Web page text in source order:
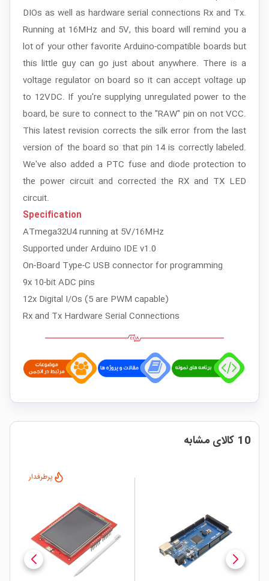
DIOs as well as hardware serial connections Rx and Tx.
Running at 16MHz and 5V, this board will remind you a
lot of your other favorite Arduino-compatible boards but
this little guy can go just about anywhere. There is a
voltage regulator on board so it can accept voltage up
to 12VDC. If you're supplying unregulated power to the
board, be sure to connect to the "RAW" pin on not VCC.
This latest revision corrects the silk error from the last
version of the board so that pin 14 is correctly labeled.
We've also added a PTC fuse and diode protection to
the power circuit and corrected the RX and TX LED
circuit.
Specification
ATmega32U4 running at 5V/16MHz
Supported under Arduino IDE v1.0
On-Board Type-C USB connector for programming
9x 10-bit ADC pins
12x Digital I/Os (5 are PWM capable)
Rx and Tx Hardware Serial Connections
10 کالای مشابه
پرطرفدار